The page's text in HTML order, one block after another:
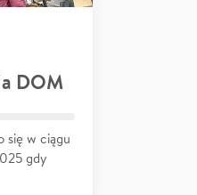
DOM
się w ciągu
gdy